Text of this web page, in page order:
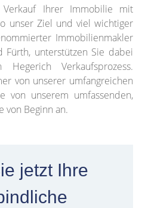
Ihrer Immobilie mit
unser Ziel und viel wichtiger
Immobilienmakler
unterstützen Sie dabei
Verkaufsprozess.
von unserer umfangreichen
von unserem umfassenden,
von Beginn an.
jetzt Ihre